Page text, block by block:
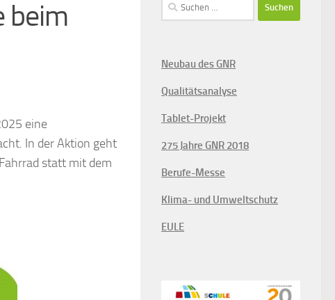
beim
eine
In der Aktion geht
statt mit dem
nach:
Neubau des GNR
Qualitätsanalyse
Tablet-Projekt
275 Jahre GNR 2018
Berufe-Messe
Klima- und Umweltschutz
EULE